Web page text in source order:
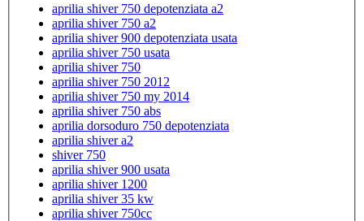
aprilia shiver 750 depotenziata a2
aprilia shiver 750 a2
aprilia shiver 900 depotenziata usata
aprilia shiver 750 usata
aprilia shiver 750
aprilia shiver 750 2012
aprilia shiver 750 my 2014
aprilia shiver 750 abs
aprilia dorsoduro 750 depotenziata
aprilia shiver a2
shiver 750
aprilia shiver 900 usata
aprilia shiver 1200
aprilia shiver 35 kw
aprilia shiver 750cc